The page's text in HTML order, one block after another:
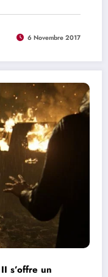
6 Novembre 2017
s’offre un